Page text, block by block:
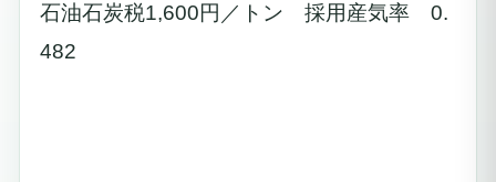
石油石炭税1,600円／トン 採用産気率 0.
482